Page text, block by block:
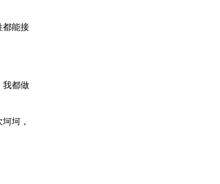
都能接
我都做
坷，